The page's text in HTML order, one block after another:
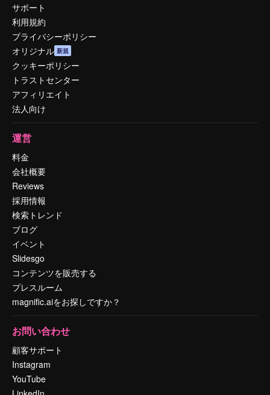
サポート
利用規約
プライバシーポリシー
オリジナル 新規
クッキーポリシー
トラストセンター
アフィリエイト
法人向け
運営
料金
会社概要
Reviews
採用情報
検索トレンド
ブログ
イベント
Slidesgo
コンテンツを販売する
プレスルーム
magnific.aiをお探しですか？
お問い合わせ
顧客サポート
Instagram
YouTube